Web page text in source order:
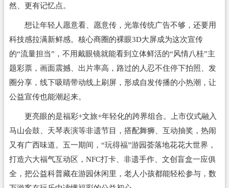
然、更有记忆点。
想让年轻人愿意看、愿意传，光靠传统广告不够，还要用
科技感拉满新鲜感。核心商圈的裸眼3D大屏成为这次宣传
的“流量担当”，不用戴眼镜就能看到立体鲜活的“风情八桂”主
题彩票，画面震撼、出片率高，路过的人忍不住停下拍照、发
圈分享，线下吸睛带动线上刷屏，形成自发传播的小热潮，让
公益宣传也能潮起来。
更亮眼的是福彩+文旅+年轻化的跨界组合。上市仪式融入
马山会鼓、天琴表演等非遗节目，搭配舞狮、互动抽奖，热闹
又有广西味道。五一期间，“玩得福”游园荟落地花花大世界，
打造六大福气互动区，NFC打卡、非遗手作、文创盲盒一应俱
全，把公益科普藏在游园休闲里，老人小孩都能轻松参与，数